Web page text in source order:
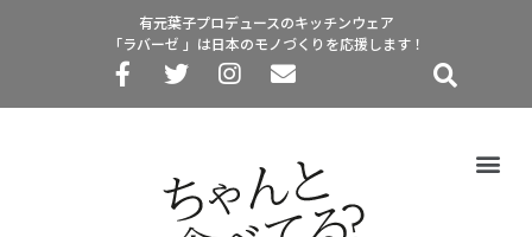
有元葉子プロデュースのキッチンウェア
「ラバーゼ 」は日本のモノづくりを応援します！